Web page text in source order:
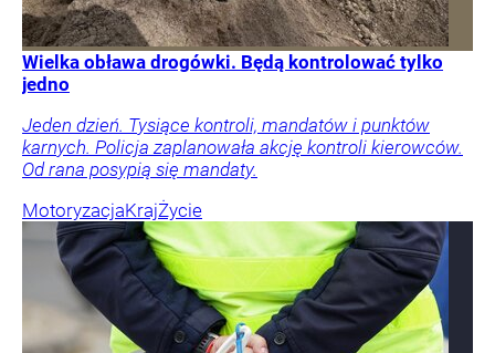
Wielka obława drogówki. Będą kontrolować tylko
jedno
Jeden dzień. Tysiące kontroli, mandatów i punktów
karnych. Policja zaplanowała akcję kontroli kierowców.
Od rana posypią się mandaty.
MotoryzacjaKrajŻycie